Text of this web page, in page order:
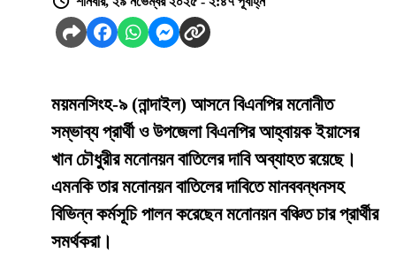
ময়মনসিংহ-৯ (নান্দাইল) আসনে বিএনপির মনোনীত
সম্ভাব্য প্রার্থী ও উপজেলা বিএনপির আহ্বায়ক ইয়াসের
খান চৌধুরীর মনোনয়ন বাতিলের দাবি অব্যাহত রয়েছে।
এমনকি তার মনোনয়ন বাতিলের দাবিতে মানববন্ধনসহ
বিভিন্ন কর্মসূচি পালন করেছেন মনোনয়ন বঞ্চিত চার প্রার্থীর
সমর্থকরা।